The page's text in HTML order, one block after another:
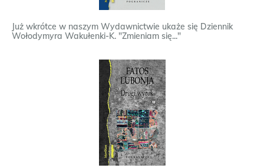
Już wkrótce w naszym Wydawnictwie ukaże się Dziennik
Wołodymyra Wakułenki-K. "Zmieniam się..."